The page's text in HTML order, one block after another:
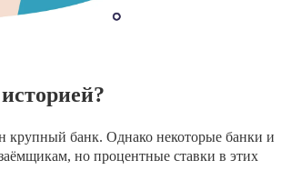
крупный банк. Однако некоторые банки и
но процентные ставки в этих